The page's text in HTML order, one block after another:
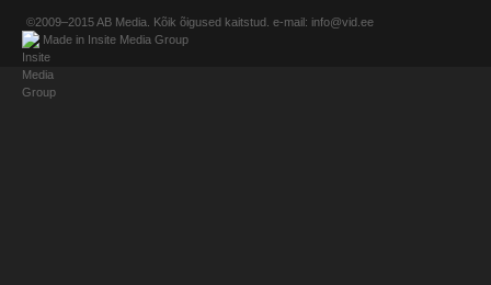
©2009–2015AB Media . Kõik õigused kaitstud. e-mail: info@vid.ee
Made in Insite Media Group